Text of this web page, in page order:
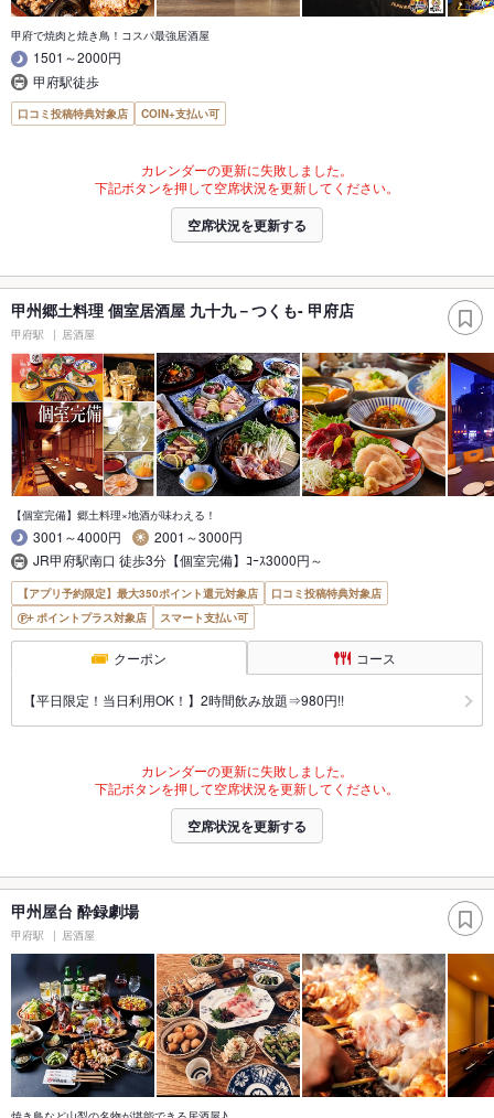
甲府で焼肉と焼き鳥！コスパ最強居酒屋
1501～2000円
甲府駅徒歩
口コミ投稿特典対象店 COIN+支払い可
カレンダーの更新に失敗しました。
下記ボタンを押して空席状況を更新してください。
空席状況を更新する
甲州郷土料理 個室居酒屋 九十九－つくも- 甲府店
甲府駅 居酒屋
【個室完備】郷土料理×地酒が味わえる！
3001～4000円
2001～3000円
JR甲府駅南口 徒歩3分【個室完備】ｺｰｽ3000円～
【アプリ予約限定】最大350ポイント還元対象店
口コミ投稿特典対象店
ポイントプラス対象店
スマート支払い可
クーポン コース
【平日限定！当日利用OK！】2時間飲み放題⇒980円!!
カレンダーの更新に失敗しました。
下記ボタンを押して空席状況を更新してください。
空席状況を更新する
甲州屋台 酔録劇場
甲府駅 居酒屋